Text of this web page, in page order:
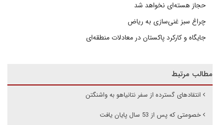
حجاز هسته‌ای نخواهد شد
چراغ سبز غنی‌سازی به ریاض
جایگاه و کارکرد پاکستان در معادلات منطقه‌ای
مطالب مرتبط
انتقادهای گسترده از سفر نتانیاهو به واشنگتن
خصومتی که پس از 53 سال پایان یافت